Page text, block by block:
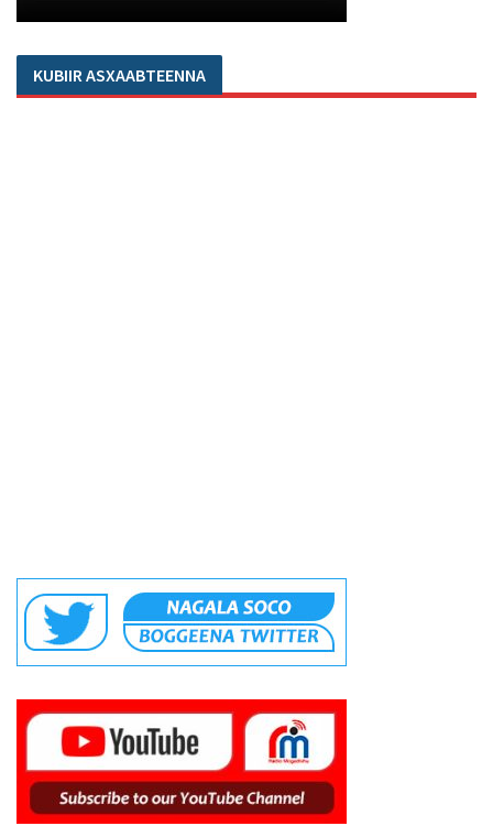
KUBIIR ASXAABTEENNA